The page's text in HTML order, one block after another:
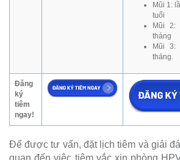
Mũi 1:
tuổi
Mũi 2:
tháng
Mũi 3:
tháng.
Đăng
ký
tiêm
ngay!
Để được tư vấn, đặt lịch tiêm và giải
quan đến việc tiêm vắc xin phòng